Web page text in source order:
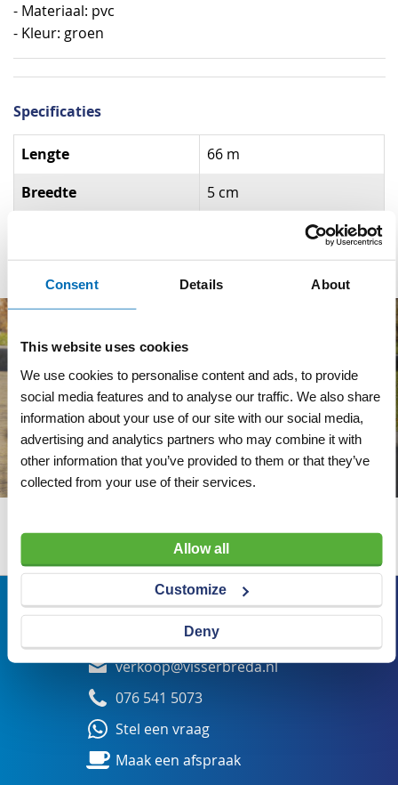
Consent Details About
This website uses cookies
We use cookies to personalise content and ads, to provide
social media features and to analyse our traffic. We also share
information about your use of our site with our social media,
advertising and analytics partners who may combine it with
other information that you’ve provided to them or that they’ve
collected from your use of their services.
Allow all
Customize
Deny
- Materiaal: pvc
- Kleur: groen
Specificaties
Specificaties
Lengte 66 m
Breedte 5 cm
Wij adviseren u graag
Bezoekadres
Veldsteen 25, 4815 PK Breda
verkoop@visserbreda.nl
076 541 5073
Stel een vraag
Maak een afspraak